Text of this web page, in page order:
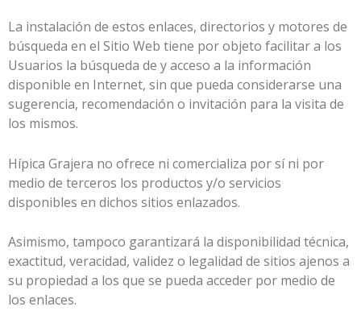
La instalación de estos enlaces, directorios y motores de
búsqueda en el Sitio Web tiene por objeto facilitar a los
Usuarios la búsqueda de y acceso a la información
disponible en Internet, sin que pueda considerarse una
sugerencia, recomendación o invitación para la visita de
los mismos.
Hípica Grajera no ofrece ni comercializa por sí ni por
medio de terceros los productos y/o servicios
disponibles en dichos sitios enlazados.
Asimismo, tampoco garantizará la disponibilidad técnica,
exactitud, veracidad, validez o legalidad de sitios ajenos a
su propiedad a los que se pueda acceder por medio de
los enlaces.